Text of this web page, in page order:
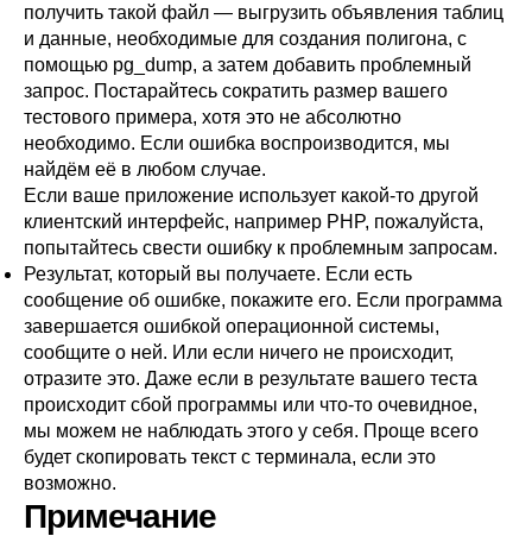
получить такой файл — выгрузить объявления таблиц
и данные, необходимые для создания полигона, с
помощью pg_dump, а затем добавить проблемный
запрос. Постарайтесь сократить размер вашего
тестового примера, хотя это не абсолютно
необходимо. Если ошибка воспроизводится, мы
найдём её в любом случае.
Если ваше приложение использует какой-то другой
клиентский интерфейс, например PHP, пожалуйста,
попытайтесь свести ошибку к проблемным запросам.
Результат, который вы получаете. Если есть
сообщение об ошибке, покажите его. Если программа
завершается ошибкой операционной системы,
сообщите о ней. Или если ничего не происходит,
отразите это. Даже если в результате вашего теста
происходит сбой программы или что-то очевидное,
мы можем не наблюдать этого у себя. Проще всего
будет скопировать текст с терминала, если это
возможно.
Примечание